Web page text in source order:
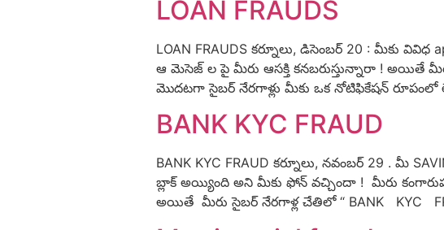
LOAN FRAUDS
LOAN FRAUDS కర్నూలు, డిసెంబర్ 20 : మీకు
ఆ మెసెజ్ ల పై మీరు ఆసక్తి కనబరుస్తున్నారా ! అయితే
మొదటగా సైబర్ నేరగాళ్లు మీకు ఒక నోటిఫికేషన్
BANK KYC FRAUD
BANK KYC FRAUD కర్నూలు, నవంబర్ 29 . మీ
బ్లాక్ అయ్యింది అని మీకు ఫోన్ వచ్చిందా ! మీరు
అయితే మీరు సైబర్ నేరగాళ్ల చేతిలో “ BANK KYC